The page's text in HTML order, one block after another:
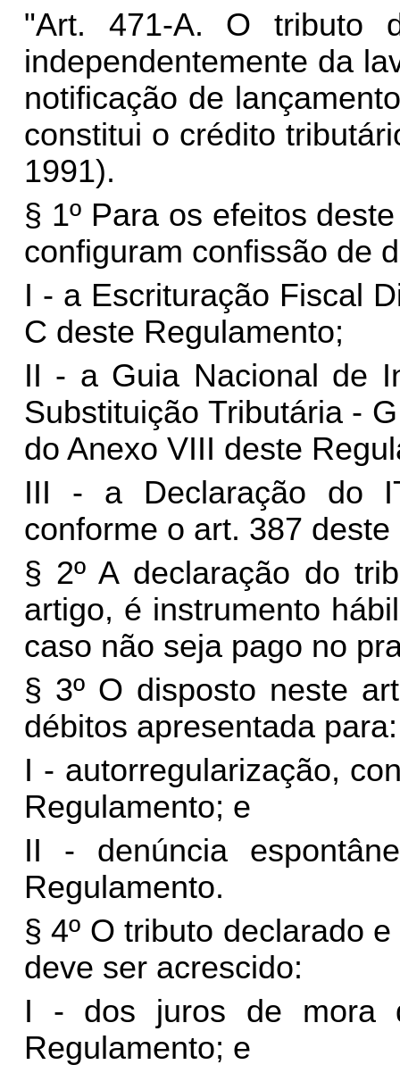
"Art. 471-A. O tributo
independentemente da
notificação de
constitui o crédito
1991).
§ 1º Para os efeitos
configuram confissão de
I - a Escrituração Fiscal
C deste Regulamento;
II - a Guia Nacional de
Substituição Tributária -
do Anexo VIII deste
III - a Declaração do
conforme o art. 387
§ 2º A declaração do
artigo, é instrumento
caso não seja pago no
§ 3º O disposto neste
débitos apresentada para:
I - autorregularização,
Regulamento; e
II - denúncia
Regulamento.
§ 4º O tributo declarado
deve ser acrescido:
I - dos juros de mora
Regulamento; e